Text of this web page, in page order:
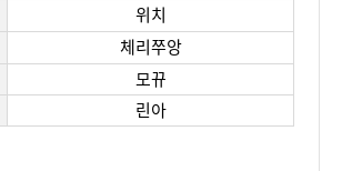
위치
체리쭈앙
모뀨
린아